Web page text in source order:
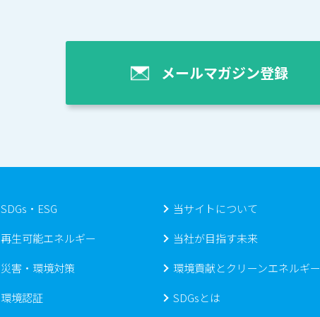
メールマガジン登録
SDGs・ESG
再生可能エネルギー
災害・環境対策
環境認証
当サイトについて
当社が目指す未来
環境貢献とクリーンエネルギー
SDGsとは